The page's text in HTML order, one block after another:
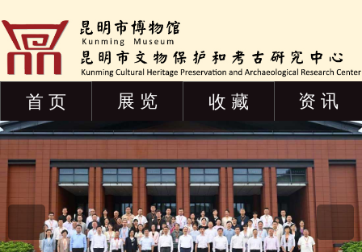
首 页 展 览 收 藏 资 讯